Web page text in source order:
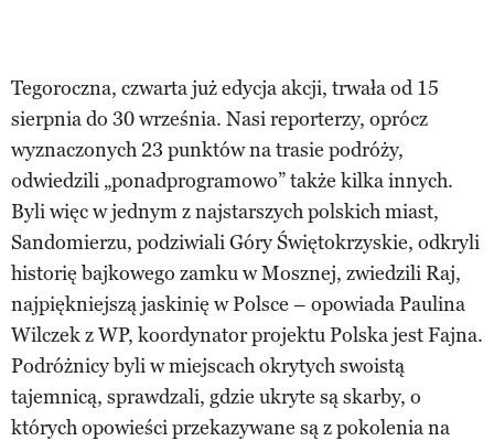
Tegoroczna, czwarta już edycja akcji, trwała od 15
sierpnia do 30 września. Nasi reporterzy, oprócz
wyznaczonych 23 punktów na trasie podróży,
odwiedzili „ponadprogramowo” także kilka innych.
Byli więc w jednym z najstarszych polskich miast,
Sandomierzu, podziwiali Góry Świętokrzyskie, odkryli
historię bajkowego zamku w Mosznej, zwiedzili Raj,
najpiękniejszą jaskinię w Polsce – opowiada Paulina
Wilczek z WP, koordynator projektu Polska jest Fajna.
Podróżnicy byli w miejscach okrytych swoistą
tajemnicą, sprawdzali, gdzie ukryte są skarby, o
których opowieści przekazywane są z pokolenia na